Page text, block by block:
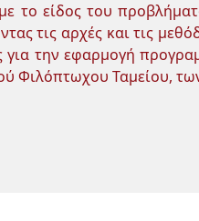
το είδος του
τις αρχές και τις
για την εφαρμογή
Φιλόπτωχου Ταμείου,